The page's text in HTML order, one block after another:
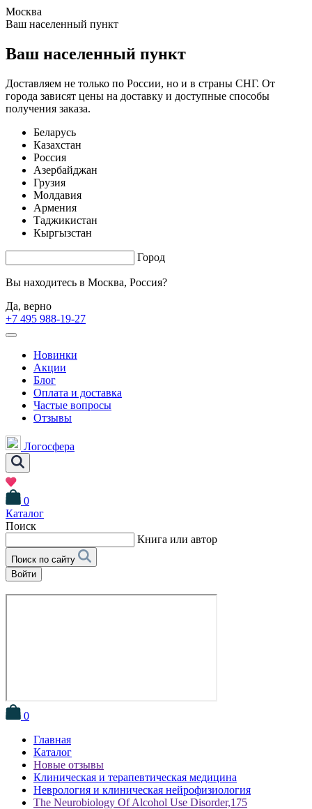
Москва
Ваш населенный пункт
Ваш населенный пункт
Доставляем не только по России, но и в страны СНГ. От
города зависят цены на доставку и доступные способы
получения заказа.
Беларусь
Казахстан
Россия
Азербайджан
Грузия
Молдавия
Армения
Таджикистан
Кыргызстан
Город
Вы находитесь в Москва, Россия?
Да, верно
+7 495 988-19-27
Новинки
Акции
Блог
Оплата и доставка
Частые вопросы
Отзывы
Логосфера
0
Каталог
Поиск
Книга или автор
Поиск по сайту
Войти
0
Главная
Каталог
Новые отзывы
Клиническая и терапевтическая медицина
Неврология и клиническая нейрофизиология
The Neurobiology Of Alcohol Use Disorder,175